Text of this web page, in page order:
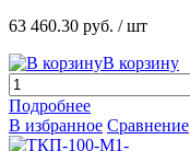
63 460.30 руб. / шт
В корзину
Подробнее
В избранное Сравнение